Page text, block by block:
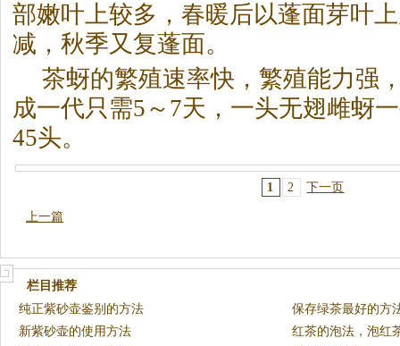
部嫩叶上较多，春暖后以蓬面芽叶
减，秋季又复蓬面。
茶蚜的繁殖速率快，繁殖能力强
成一代只需5～7天，一头无翅雌蚜
45头。
1 2 下一页
上一篇
栏目推荐
纯正紫砂壶鉴别的方法
保存绿茶最好的方
新紫砂壶的使用方法
红茶的泡法，泡红